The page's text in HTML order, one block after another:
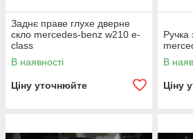
Заднє праве глухе дверне
скло mercedes-benz w210 e-
class
В наявності
Ціну уточнюйте
Ручка
В
Ціну